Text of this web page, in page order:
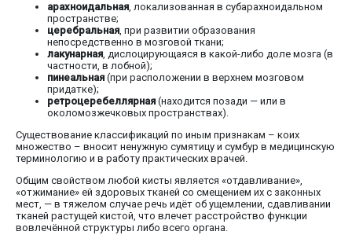
арахноидальная, локализованная в субарахноидальном
пространстве;
церебральная, при развитии образования
непосредственно в мозговой ткани;
лакунарная, дислоцирующаяся в какой-либо доле мозга (в
частности, в лобной);
пинеальная (при расположении в верхнем мозговом
придатке);
ретроцеребеллярная (находится позади — или в
околомозжечковых пространствах).
Существование классификаций по иным признакам – коих
множество – вносит ненужную сумятицу и сумбур в медицинскую
терминологию и в работу практических врачей.
Общим свойством любой кисты является «отдавливание»,
«отжимание» ей здоровых тканей со смещением их с законных
мест, — в тяжелом случае речь идёт об ущемлении, сдавливании
тканей растущей кистой, что влечет расстройство функции
вовлечённой структуры либо всего органа.